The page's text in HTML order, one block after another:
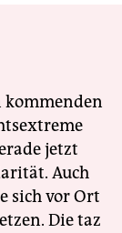
kommenden
jetzt
Auch
sich vor Ort
Die taz